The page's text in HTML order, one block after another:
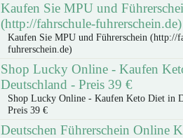
Kaufen Sie MPU und
(http://fahrschule-fuhrerschein.de)
Kaufen Sie MPU und Führerschein (http://
fuhrerschein.de)
Shop Lucky Online - Kaufen
Deutschland - Preis 39 €
Shop Lucky Online - Kaufen Keto Diet in
Preis 39 €
Deutschen Führerschein Online